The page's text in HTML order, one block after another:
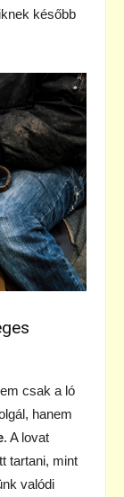
később
csak a ló
hanem
. A lovat
tartani, mint
valódi